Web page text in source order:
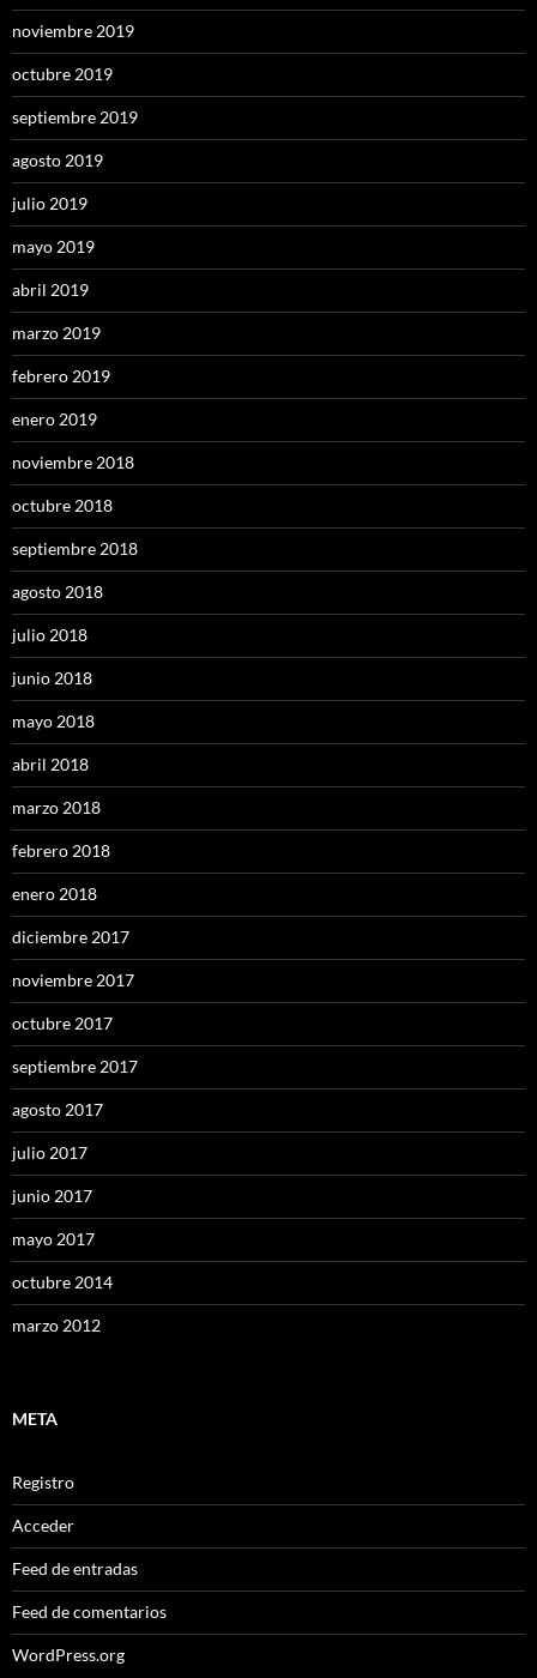
noviembre 2019
octubre 2019
septiembre 2019
agosto 2019
julio 2019
mayo 2019
abril 2019
marzo 2019
febrero 2019
enero 2019
noviembre 2018
octubre 2018
septiembre 2018
agosto 2018
julio 2018
junio 2018
mayo 2018
abril 2018
marzo 2018
febrero 2018
enero 2018
diciembre 2017
noviembre 2017
octubre 2017
septiembre 2017
agosto 2017
julio 2017
junio 2017
mayo 2017
octubre 2014
marzo 2012
META
Registro
Acceder
Feed de entradas
Feed de comentarios
WordPress.org